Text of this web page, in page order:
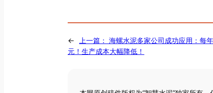
← 上一篇： 海螺水泥多家公司成功应用：每
元！生产成本大幅降低！